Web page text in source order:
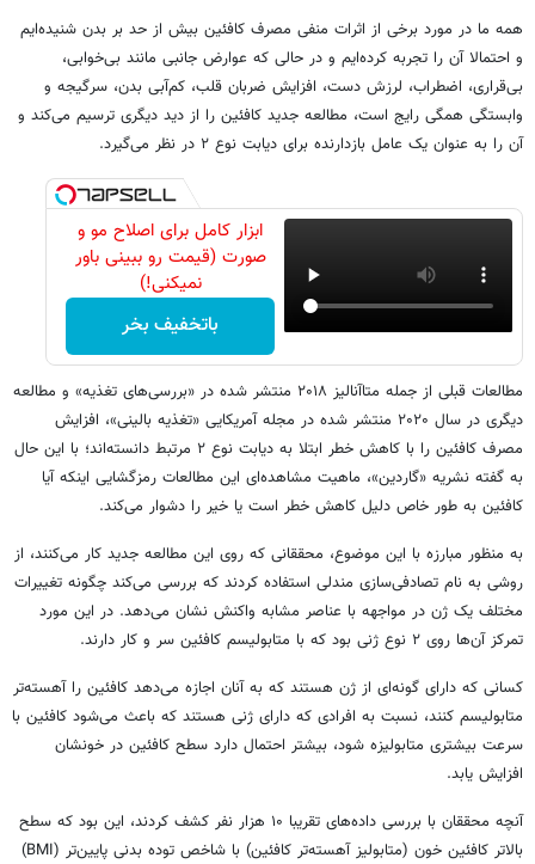
همه ما در مورد برخی از اثرات منفی مصرف کافئین بیش از حد بر بدن شنیده‌ایم
و احتمالا آن را تجربه کرده‌ایم و در حالی که عوارض جانبی مانند بی‌خوابی،
بی‌قراری، اضطراب، لرزش دست، افزایش ضربان قلب، کم‌آبی بدن، سرگیجه و
وابستگی همگی رایج است، مطالعه جدید کافئین را از دید دیگری ترسیم می‌کند و
آن را به عنوان یک عامل بازدارنده برای دیابت نوع ۲ در نظر می‌گیرد.
ابزار کامل برای اصلاح مو و
صورت (قیمت رو ببینی باور
نمیکنی!)
باتخفیف بخر
مطالعات قبلی از جمله متاآنالیز ۲۰۱۸ منتشر شده در «بررسی‌های تغذیه» و مطالعه
دیگری در سال ۲۰۲۰ منتشر شده در مجله آمریکایی «تغذیه بالینی»، افزایش
مصرف کافئین را با کاهش خطر ابتلا به دیابت نوع ۲ مرتبط دانسته‌اند؛ با این حال
به گفته نشریه «گاردین»، ماهیت مشاهده‌ای این مطالعات رمزگشایی اینکه آیا
کافئین به‌ طور خاص دلیل کاهش خطر است یا خیر را دشوار می‌کند.
به منظور مبارزه با این موضوع، محققانی که روی این مطالعه جدید کار می‌کنند، از
روشی به نام تصادفی‌سازی مندلی استفاده کردند که بررسی می‌کند چگونه تغییرات
مختلف یک ژن در مواجهه با عناصر مشابه واکنش نشان می‌دهد. در این مورد
تمرکز آن‌ها روی ۲ نوع ژنی بود که با متابولیسم کافئین سر و کار دارند.
کسانی که دارای گونه‌ای از ژن هستند که به آنان اجازه می‌دهد کافئین را آهسته‌تر
متابولیسم کنند، نسبت به افرادی که دارای ژنی هستند که باعث می‌شود کافئین با
سرعت بیشتری متابولیزه شود، بیشتر احتمال دارد سطح کافئین در خونشان
افزایش یابد.
آنچه محققان با بررسی داده‌های تقریبا ۱۰ هزار نفر کشف کردند، این بود که سطح
بالاتر کافئین خون (متابولیز آهسته‌تر کافئین) با شاخص توده بدنی پایین‌تر (BMI)